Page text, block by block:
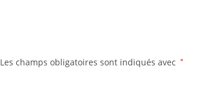
Les champs obligatoires sont indiqués avec *